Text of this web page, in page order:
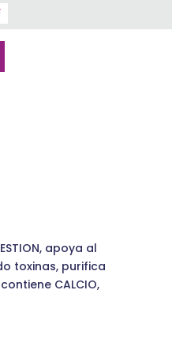
apoya al
toxinas, purifica
CALCIO,